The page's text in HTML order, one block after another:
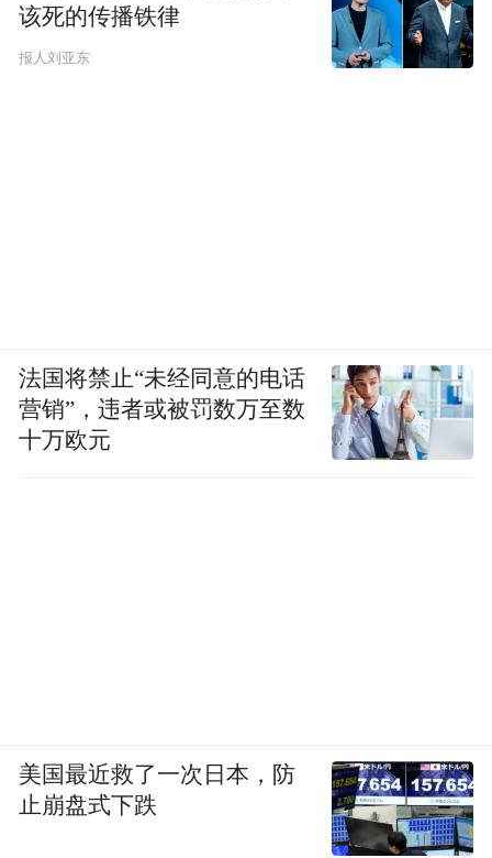
该死的传播铁律
报人刘亚东
法国将禁止“未经同意的电话
营销”，违者或被罚数万至数
十万欧元
美国最近救了一次日本，防
止崩盘式下跌